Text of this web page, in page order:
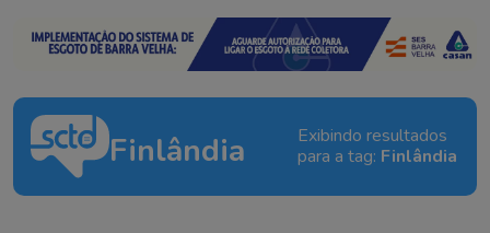
Finlândia
Exibindo resultados
para a tag: Finlândia